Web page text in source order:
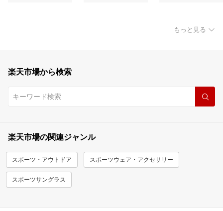
もっと見る
楽天市場から検索
楽天市場の関連ジャンル
スポーツ・アウトドア スポーツウェア・アクセサリー
スポーツサングラス